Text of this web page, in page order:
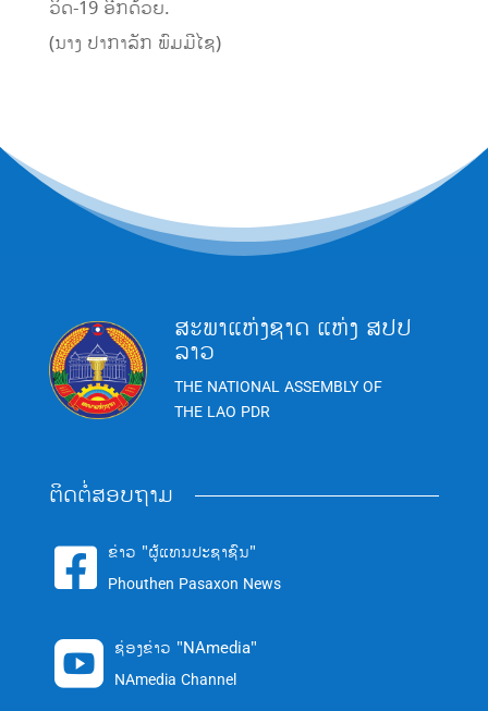
ວິດ-19 ອີກດ້ວຍ.
(ນາງ ປາກາລັກ ພົມມີໄຊ)
ສະພາແຫ່ງຊາດ ແຫ່ງ ສປປ
ລາວ
THE NATIONAL ASSEMBLY OF
THE LAO PDR
ຕິດຕໍ່ສອບຖາມ
 ຂ່າວ "ຜູ້ແທນປະຊາຊົນ"
Phouthen Pasaxon News
 ຊ່ອງຂ່າວ "NAmedia"
NAmedia Channel